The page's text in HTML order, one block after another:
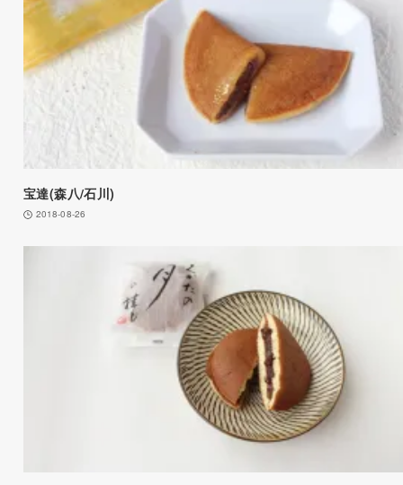
宝達(森八/石川)
2018-08-26